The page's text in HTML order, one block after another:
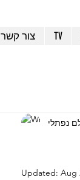
צור קשר TV
נפתלי
Updated: Aug